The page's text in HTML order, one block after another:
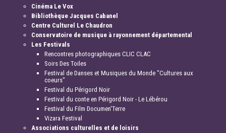
Cinéma Le Vox
Bibliothèque Jacques Cabanel
Centre Culturel Le Chaudron
Conservatoire de musique à rayonnement départemental
Les Festivals
Rencontres photographiques CLIC CLAC
Soirs Des Toiles
Festival de Danses et Musiques du Monde "Cultures aux
coeurs"
Festival du Périgord Noir
Festival du conte en Périgord Noir - Le Lébérou
Festival du Film Documen'Terre
Vizara Festival
Associations culturelles et de loisirs